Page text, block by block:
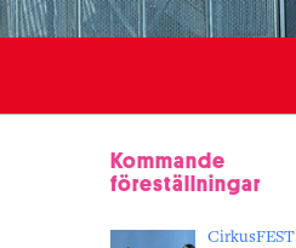
Kommande
föreställningar
CirkusFEST